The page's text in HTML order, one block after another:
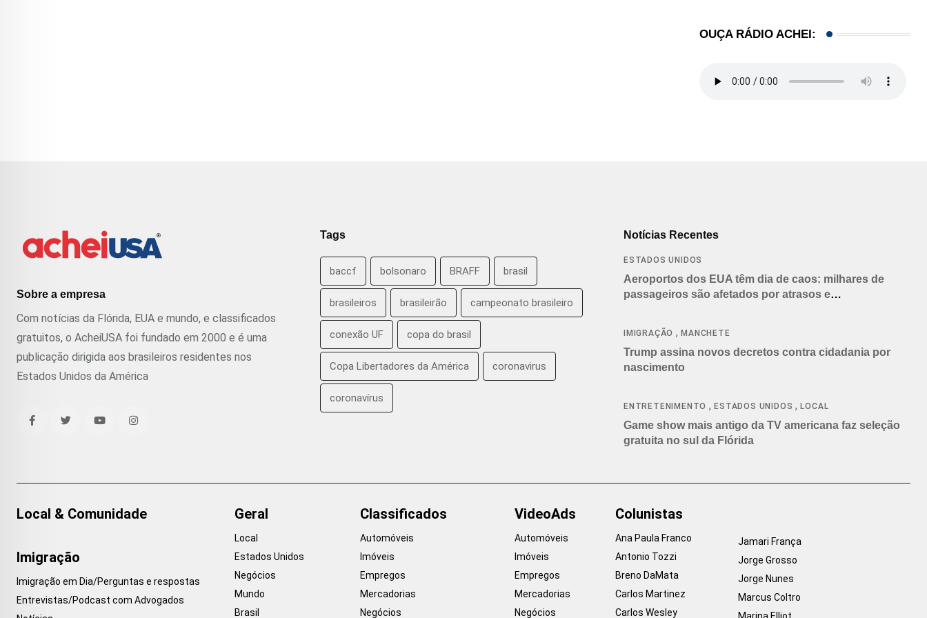
OUÇA RÁDIO ACHEI:
Sobre a empresa
Com notícias da Flórida, EUA e mundo, e classificados
gratuitos, o AcheiUSA foi fundado em 2000 e é uma
publicação dirigida aos brasileiros residentes nos
Estados Unidos da América
Tags
baccf bolsonaro BRAFF brasil
brasileiros brasileirão campeonato brasileiro
conexão UF copa do brasil
Copa Libertadores da América coronavirus
coronavírus
Notícias Recentes
ESTADOS UNIDOS
Aeroportos dos EUA têm dia de caos: milhares de
passageiros são afetados por atrasos e
IMIGRAÇÃO ,MANCHETE
Trump assina novos decretos contra cidadania por
nascimento
ENTRETENIMENTO ,ESTADOS UNIDOS ,LOCAL
Game show mais antigo da TV americana faz seleção
gratuita no sul da Flórida
Local & Comunidade
Imigração
Imigração em Dia/Perguntas e respostas
Entrevistas/Podcast com Advogados
Geral
Local
Estados Unidos
Negócios
Mundo
Brasil
Classificados
Automóveis
Imóveis
Empregos
Mercadorias
Negócios
VideoAds
Automóveis
Imóveis
Empregos
Mercadorias
Negócios
Colunistas
Ana Paula Franco
Antonio Tozzi
Breno DaMata
Carlos Martinez
Carlos Wesley
Jamari França
Jorge Grosso
Jorge Nunes
Marcus Coltro